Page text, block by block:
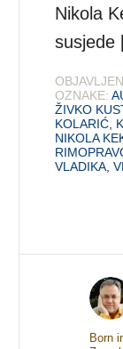
Nikola
OZNAKE:
ŽIVKO
KOLARIĆ
NIKOLA
VLADIKA ,
Born